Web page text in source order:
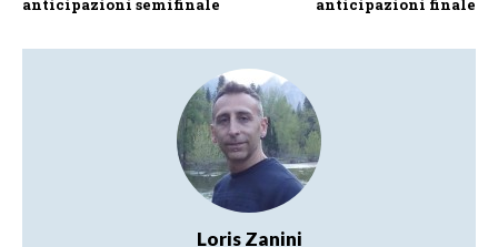
anticipazioni semifinale anticipazioni finale
Loris Zanini